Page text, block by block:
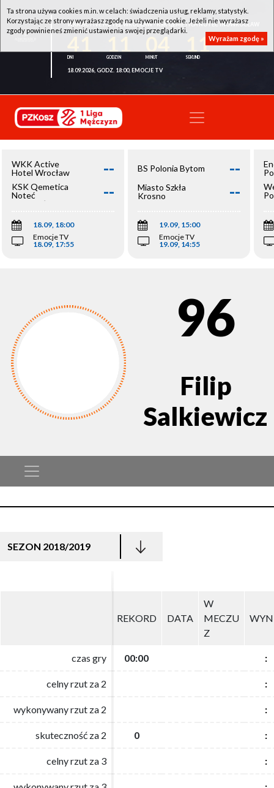
WKK ACTIVE HOTEL WROCŁAW - KSK QEMETICA NOTEĆ INOWROCŁAW
11
18.09.2026, GODZ. 18:00, EMOCJE TV
WKK Active
Hotel Wrocław
--
KSK Qemetica
Noteć
Inowrocław
--
18.09, 18:00
Emocje TV
18.09, 17:55
BS Polonia Bytom --
Miasto Szkła
Krosno
--
19.09, 15:00
Emocje TV
19.09, 14:55
96
Filip
Salkiewicz
SEZON 2018/2019
REKORD DATA
W
MECZU
Z
czas gry 00:00 :
celny rzut za 2 :
wykonywany rzut za 2 :
skuteczność za 2 0 :
celny rzut za 3 :
REKORD DATA
W
MECZU
Z
czas gry 00:00 :
celny rzut za 2 :
wykonywany rzut za 2 :
skuteczność za 2 0 :
celny rzut za 3 :
Ta strona używa cookies m.in. w celach: świadczenia usług, reklamy, statystyk.
Korzystając ze strony wyrażasz zgodę na używanie cookie. Jeżeli nie wyrażasz
zgody powinieneś zmienić ustawienia swojej przeglądarki.
Wyrażam zgodę »